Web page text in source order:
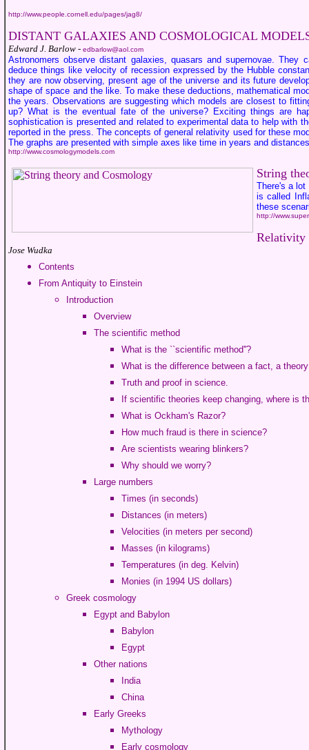
http://www.people.cornell.edu/pages/jag8/
DISTANT GALAXIES AND COSMOLOGICAL
Edward J. Barlow - edbarlow@aol.com
Astronomers observe distant galaxies, quasars and supernovae.
deduce things like velocity of recession expressed by the Hubble
they are now observing, present age of the universe and its future
shape of space and the like. To make these deductions, mathematical
the years. Observations are suggesting which models are closest to
up? What is the eventual fate of the universe? Exciting things are
sophistication is presented and related to experimental data to help with
reported in the press. The concepts of general relativity used for these
The graphs are presented with simple axes like time in years and
http://www.cosmologymodels.com
String
There's a lot
is called
these
http://
Relativity
Jose Wudka
Contents
From Antiquity to Einstein
Introduction
Overview
The scientific method
What is the ``scientific method''?
What is the difference between a fact, a
Truth and proof in science.
If scientific theories keep changing, where is
What is Ockham's Razor?
How much fraud is there in science?
Are scientists wearing blinkers?
Why should we worry?
Large numbers
Times (in seconds)
Distances (in meters)
Velocities (in meters per second)
Masses (in kilograms)
Temperatures (in deg. Kelvin)
Monies (in 1994 US dollars)
Greek cosmology
Egypt and Babylon
Babylon
Egypt
Other nations
India
China
Early Greeks
Mythology
Early cosmology